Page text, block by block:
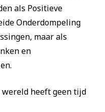
als Positieve
Onderdompeling
maar als
en
heeft geen tijd